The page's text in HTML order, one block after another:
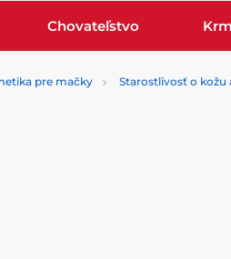
Chovateľstvo
pre mačky Starostlivosť o kožu